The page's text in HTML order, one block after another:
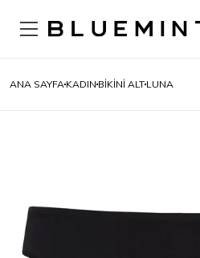
ANA SAYFA KADIN BİKİNİ ALT LUNA